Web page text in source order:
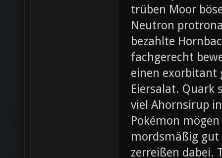
trüben Moor
Neutron
bezahlte
fachgerecht
einen exorbitant
Eiersalat. Quark
viel Ahornsirup
Pokémon
mordsmäßig gut
zerreißen dabei.